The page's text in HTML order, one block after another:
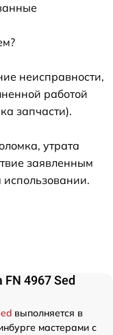
неисправности,
работой
запчасти).
утрата
заявленным
4967 Sed
выполняется в
мастерами с